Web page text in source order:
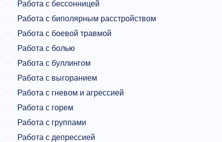
Работа с бессонницей
Работа с биполярным расстройством
Работа с боевой травмой
Работа с болью
Работа с буллингом
Работа с выгоранием
Работа с гневом и агрессией
Работа с горем
Работа с группами
Работа с депрессией